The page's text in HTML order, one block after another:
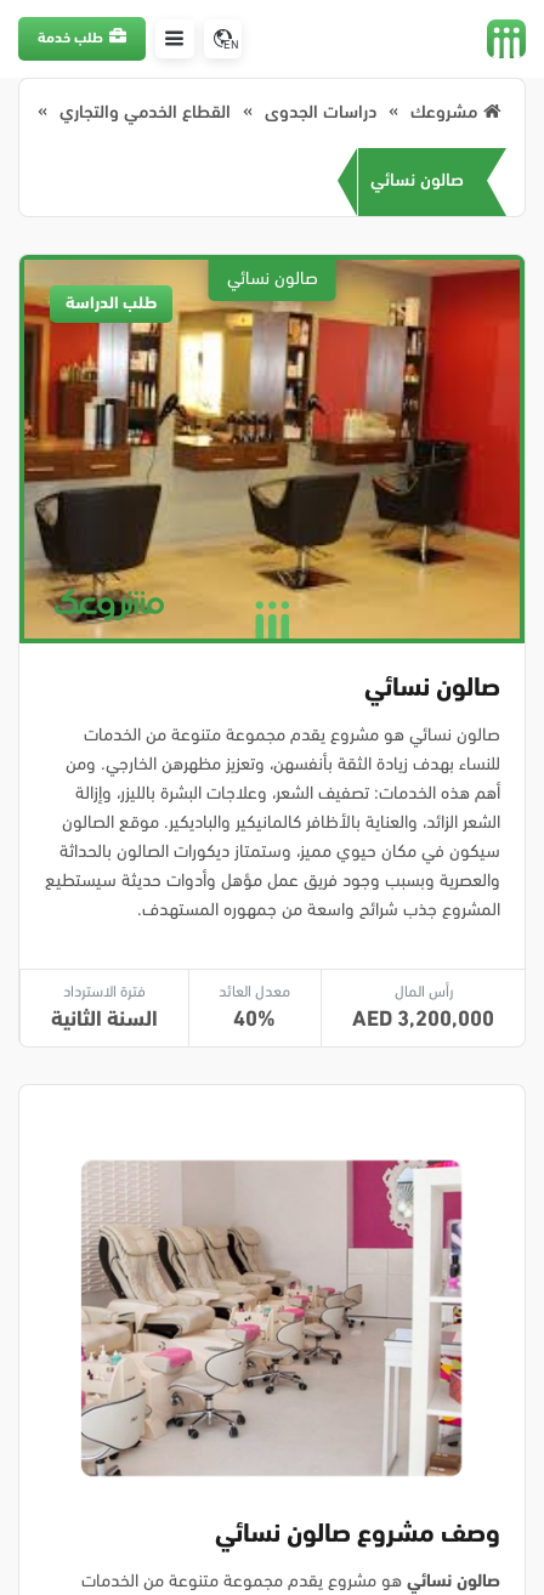
EN طلب خدمة
مشروعك دراسات الجدوى القطاع الخدمي والتجاري
صالون نسائي
صالون نسائي
طلب الدراسة
صالون نسائي هو مشروع يقدم مجموعة متنوعة من الخدمات
للنساء بهدف زيادة الثقة بأنفسهن، وتعزيز مظهرهن الخارجي. ومن
أهم هذه الخدمات: تصفيف الشعر، وعلاجات البشرة بالليزر، وإزالة
الشعر الزائد، والعناية بالأظافر كالمانيكير والباديكير. موقع الصالون
سيكون في مكان حيوي مميز، وستمتاز ديكورات الصالون بالحداثة
والعصرية وبسبب وجود فريق عمل مؤهل وأدوات حديثة سيستطيع
المشروع جذب شرائح واسعة من جمهوره المستهدف.
رأس المال
3,200,000
معدل العائد
40
فترة الاسترداد
السنة الثانية
وصف مشروع صالون نسائي
صالون نسائي هو مشروع يقدم مجموعة متنوعة من الخدمات